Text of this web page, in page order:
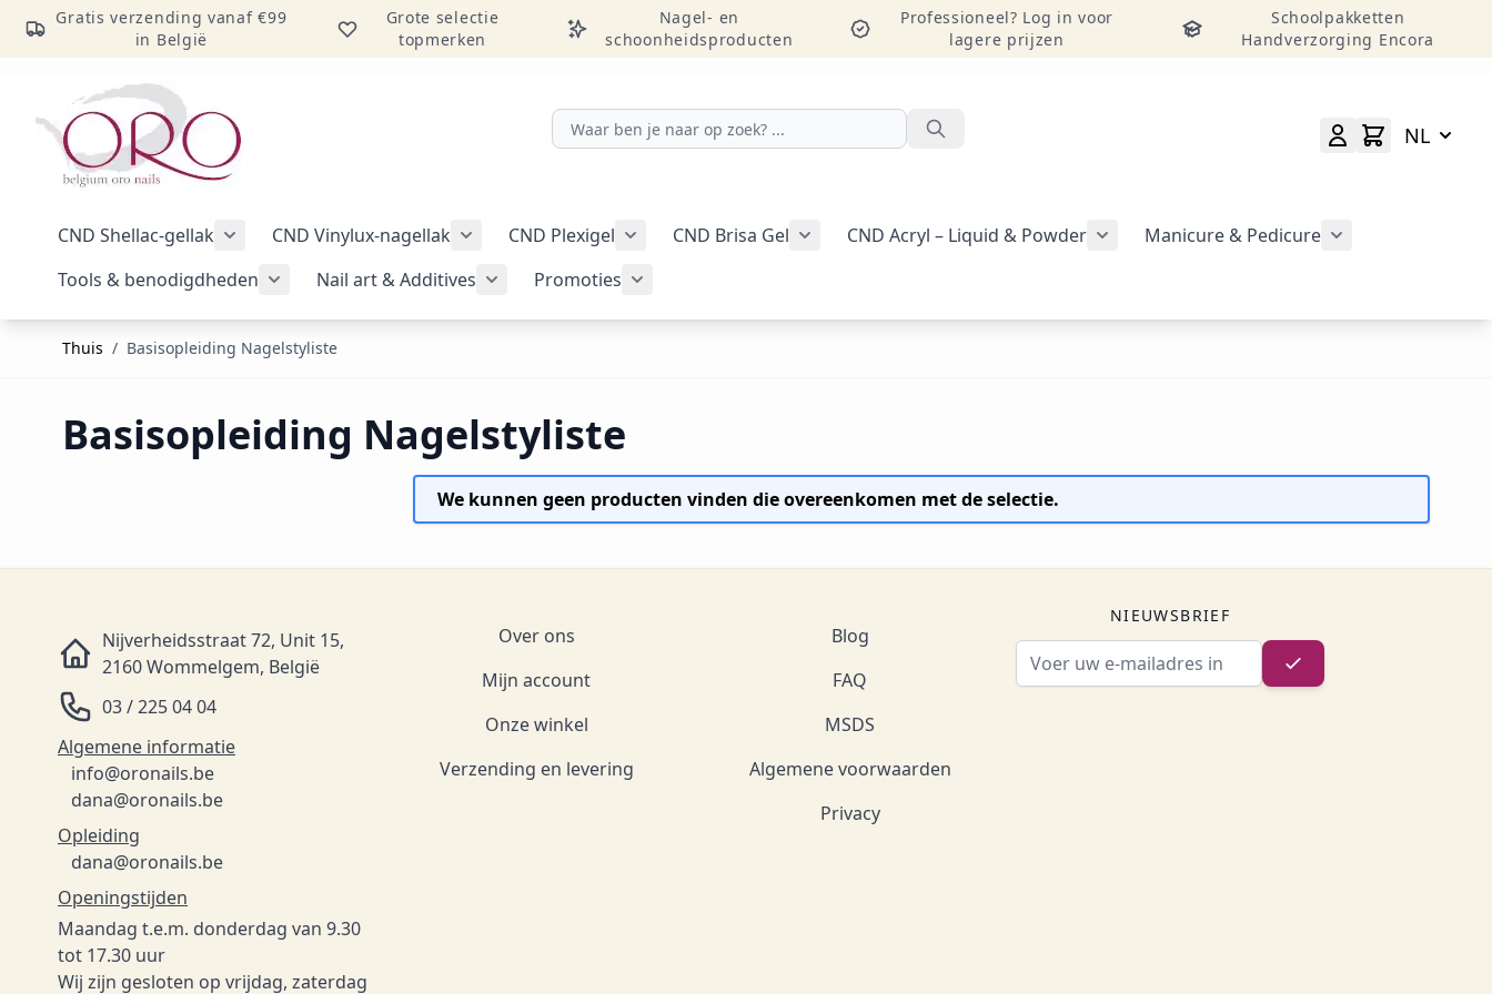
Gratis verzending vanaf €99
in België
Grote selectie
topmerken
Nagel- en
schoonheidsproducten
Professioneel? Log in voor
lagere prijzen
Schoolpakketten
Handverzorging Encora
Ga naar inhoud
Zoeken
NL
CND Shellac-gellak
CND Vinylux-nagellak
CND Plexigel
CND Brisa Gel
CND Acryl – Liquid & Powder
Manicure & Pedicure
Tools & benodigdheden
Nail art & Additives
Promoties
Thuis / Basisopleiding Nagelstyliste
Basisopleiding Nagelstyliste
We kunnen geen producten vinden die overeenkomen met de selectie.
Nijverheidsstraat 72, Unit 15,
2160 Wommelgem, België
03 / 225 04 04
Algemene informatie
info@oronails.be
dana@oronails.be
Opleiding
dana@oronails.be
Openingstijden
Maandag t.e.m. donderdag van 9.30
tot 17.30 uur
Wij zijn gesloten op vrijdag, zaterdag
Over ons
Mijn account
Onze winkel
Verzending en levering
Blog
FAQ
MSDS
Algemene voorwaarden
Privacy
NIEUWSBRIEF
E-mailadres